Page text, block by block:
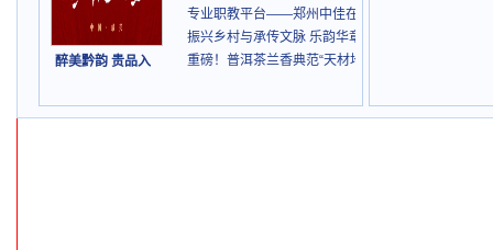
醉美黔韵 贵品入
专业职教平台——郑州中佳在线教育，成就学员精彩
振兴乡村与承传文脉 乐韵华章正式启航
重磅！普洱茶兰香典范“天材地宝”全新上市